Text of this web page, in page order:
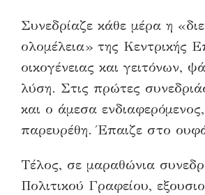
Συνεδρίαζε κάθε μέρα η
ολομέλεια» της Κεντρικής
οικογένειας και γειτόνων,
λύση. Στις πρώτες
και ο άμεσα
παρευρέθη. Έπαιζε στο
Τέλος, σε μαραθώνια
Πολιτικού Γραφείου,